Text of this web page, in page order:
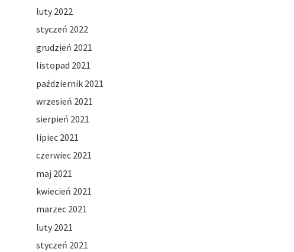
luty 2022
styczeń 2022
grudzień 2021
listopad 2021
październik 2021
wrzesień 2021
sierpień 2021
lipiec 2021
czerwiec 2021
maj 2021
kwiecień 2021
marzec 2021
luty 2021
styczeń 2021